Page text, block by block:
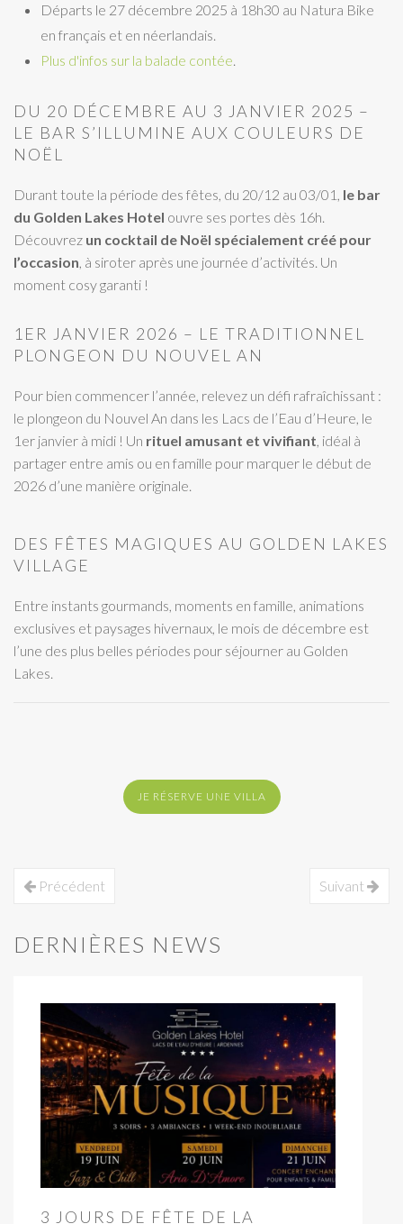
Départs le 27 décembre 2025 à 18h30 au Natura Bike
en français et en néerlandais.
Plus d'infos sur la balade contée.
DU 20 DÉCEMBRE AU 3 JANVIER 2025 –
LE BAR S’ILLUMINE AUX COULEURS DE
NOËL
Durant toute la période des fêtes, du 20/12 au 03/01, le bar
du Golden Lakes Hotel ouvre ses portes dès 16h.
Découvrez un cocktail de Noël spécialement créé pour
l’occasion, à siroter après une journée d’activités. Un
moment cosy garanti !
1ER JANVIER 2026 – LE TRADITIONNEL
PLONGEON DU NOUVEL AN
Pour bien commencer l’année, relevez un défi rafraîchissant :
le plongeon du Nouvel An dans les Lacs de l’Eau d’Heure, le
1er janvier à midi ! Un rituel amusant et vivifiant, idéal à
partager entre amis ou en famille pour marquer le début de
2026 d’une manière originale.
DES FÊTES MAGIQUES AU GOLDEN LAKES
VILLAGE
Entre instants gourmands, moments en famille, animations
exclusives et paysages hivernaux, le mois de décembre est
l’une des plus belles périodes pour séjourner au Golden
Lakes.
JE RÉSERVE UNE VILLA
Précédent Suivant
DERNIÈRES NEWS
3 JOURS DE FÊTE DE LA